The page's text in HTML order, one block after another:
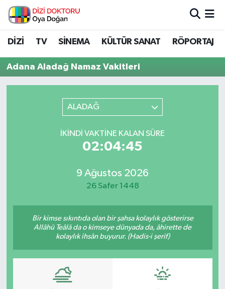
DİZİ TV SİNEMA KÜLTÜR SANAT RÖPORTAJ
Adana Aladağ Namaz Vakitleri
ALADAĞ
İKINDI VAKTINE KALAN SÜRE
02:04:45
9 Ağustos 2026
26 Safer 1448
Bir kimse sıkıntıda olan bir şahsa kolaylık gösterirse
Allâhü Teâlâ da o kimseye dünyada da, âhirette de
kolaylık ihsân buyurur. (Hadis-i şerif)
İstanbul Nöbetçi Eczaneler
İstanbul Hava Durumu
İstanbul Trafik Yoğunluk Haritası
Süper Lig Puan Durumu ve Fikstür
Haber Arşivi